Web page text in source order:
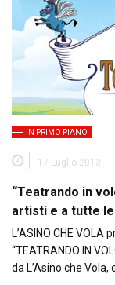
IN PRIMO PIANO
17 Luglio 2013
“Teatrando in
artisti e a tutte
L’ASINO CHE VOLA
“TEATRANDO IN
da L’Asino che Vola,